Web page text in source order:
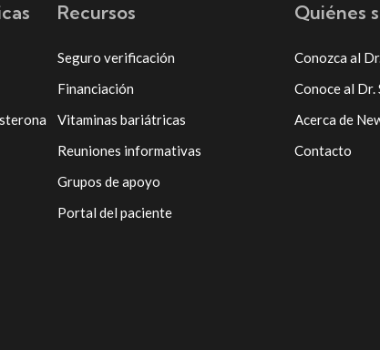
Recursos
Seguro verificación
Financiación
Vitaminas bariátricas
Reuniones informativas
Grupos de apoyo
Portal del paciente
Quiénes
Conozca al
Conoce al Dr.
Acerca de
Contacto